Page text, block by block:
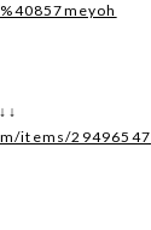
items/29496547